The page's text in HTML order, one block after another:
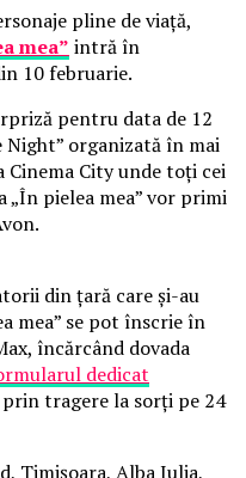
pline de viață,
mea” intră în
10 februarie.
pentru data de 12
Night” organizată în mai
City unde toți cei
„În pielea mea” vor primi
din țară care și-au
mea” se pot înscrie în
încărcând dovada
dedicat
tragere la sorți pe 24
Timișoara, Alba Iulia,